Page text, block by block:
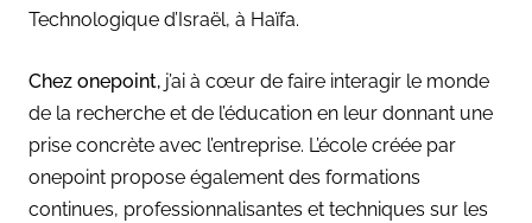
Technologique d’Israël, à Haïfa.
Chez onepoint, j’ai à cœur de faire interagir le monde
de la recherche et de l’éducation en leur donnant une
prise concrète avec l’entreprise. L’école créée par
onepoint propose également des formations
continues, professionnalisantes et techniques sur les